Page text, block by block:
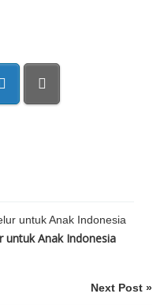
untuk Anak Indonesia
Next Post »